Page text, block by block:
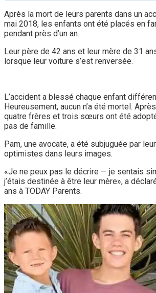
Après la mort de leurs parents dans un
mai 2018, les enfants ont été placés en
pendant près d’un an.
Leur père de 42 ans et leur mère de 31
lorsque leur voiture s’est renversée.
L’accident a blessé chaque enfant
Heureusement, aucun n’a été mortel.
quatre frères et trois sœurs ont été
pas de famille.
Pam, une avocate, a été subjuguée par
optimistes dans leurs images.
«Je ne peux pas le décrire — je sentais
j’étais destinée à être leur mère», a
ans à TODAY Parents.